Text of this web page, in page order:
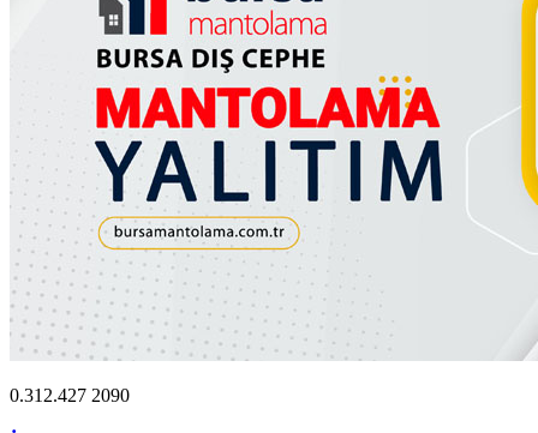
0.312.427 2090